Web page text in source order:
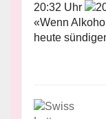
20:32 Uhr
«Wenn
heute